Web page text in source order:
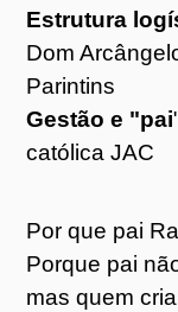
Estrutura
Dom
Parintins
Gestão e "pai
católica JAC
Por que pai
Porque pai
mas quem